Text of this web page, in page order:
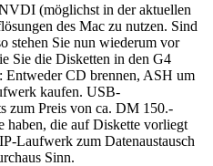
(möglichst in der aktuellen
des Mac zu nutzen. Sind
stehen Sie nun wiederum vor
Sie die Disketten in den G4
Entweder CD brennen, ASH um
kaufen. USB-
zum Preis von ca. DM 150.-
haben, die auf Diskette vorliegt
Laufwerk zum Datenaustausch
Sinn.